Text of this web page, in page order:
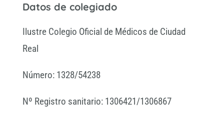
Datos de colegiado
Ilustre Colegio Oficial de Médicos de Ciudad
Real
Número: 1328/54238
Nº Registro sanitario: 1306421/1306867